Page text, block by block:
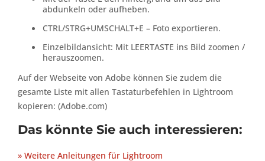
abdunkeln oder aufheben.
CTRL/STRG+UMSCHALT+E – Foto exportieren.
Einzelbildansicht: Mit LEERTASTE ins Bild zoomen /
herauszoomen.
Auf der Webseite von Adobe können Sie zudem die
gesamte Liste mit allen Tastaturbefehlen in Lightroom
kopieren: (Adobe.com)
Das könnte Sie auch interessieren:
» Weitere Anleitungen für Lightroom